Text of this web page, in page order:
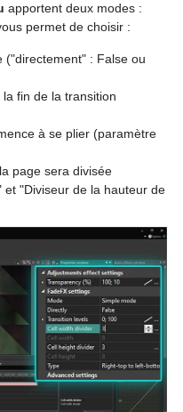
apportent deux modes :
permet de choisir :
("directement" : False ou
fin de la transition
à se plier (paramètre
page sera divisée
"Diviseur de la hauteur de